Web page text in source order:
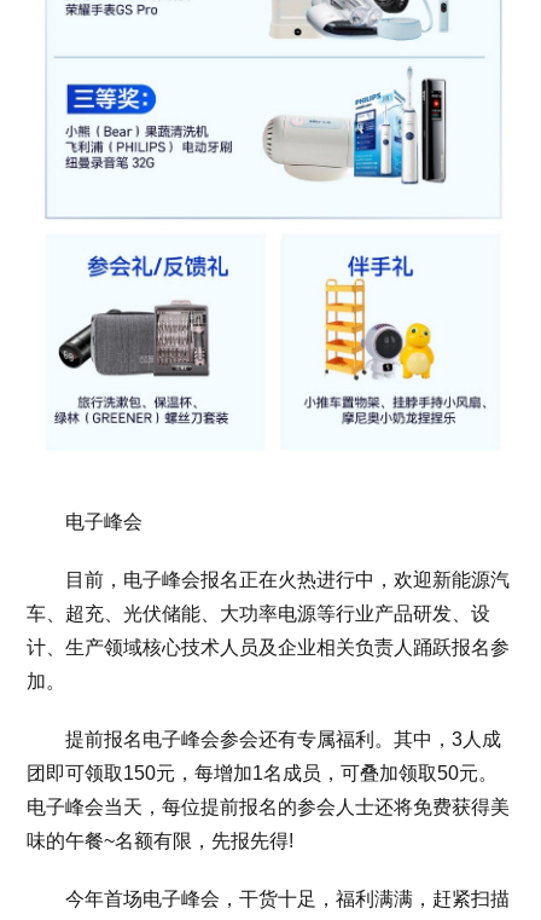
电子峰会
目前，电子峰会报名正在火热进行中，欢迎新能源汽
车、超充、光伏储能、大功率电源等行业产品研发、设
计、生产领域核心技术人员及企业相关负责人踊跃报名参
加。
提前报名电子峰会参会还有专属福利。其中，3人成
团即可领取150元，每增加1名成员，可叠加领取50元。
电子峰会当天，每位提前报名的参会人士还将免费获得美
味的午餐~名额有限，先报先得!
今年首场电子峰会，干货十足，福利满满，赶紧扫描